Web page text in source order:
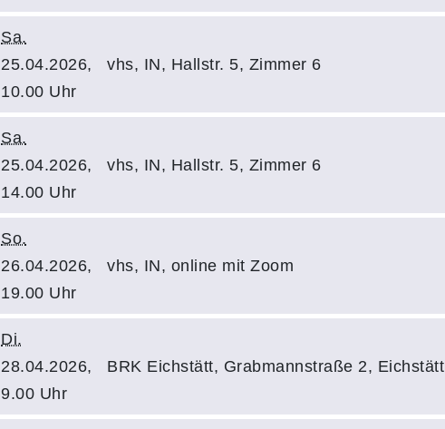
Sa.
25.04.2026,
10.00 Uhr
vhs, IN, Hallstr. 5, Zimmer 6
Sa.
25.04.2026,
14.00 Uhr
vhs, IN, Hallstr. 5, Zimmer 6
So.
26.04.2026,
19.00 Uhr
vhs, IN, online mit Zoom
Di.
28.04.2026,
9.00 Uhr
BRK Eichstätt, Grabmannstraße 2, Eichstätt